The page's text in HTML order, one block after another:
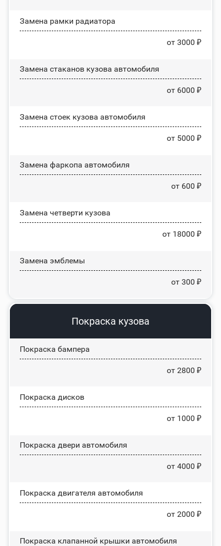
Замена рамки радиатора
от 3000 ₽
Замена стаканов кузова автомобиля
от 6000 ₽
Замена стоек кузова автомобиля
от 5000 ₽
Замена фаркопа автомобиля
от 600 ₽
Замена четверти кузова
от 18000 ₽
Замена эмблемы
от 300 ₽
Покраска кузова
Покраска бампера
от 2800 ₽
Покраска дисков
от 1000 ₽
Покраска двери автомобиля
от 4000 ₽
Покраска двигателя автомобиля
от 2000 ₽
Покраска клапанной крышки автомобиля